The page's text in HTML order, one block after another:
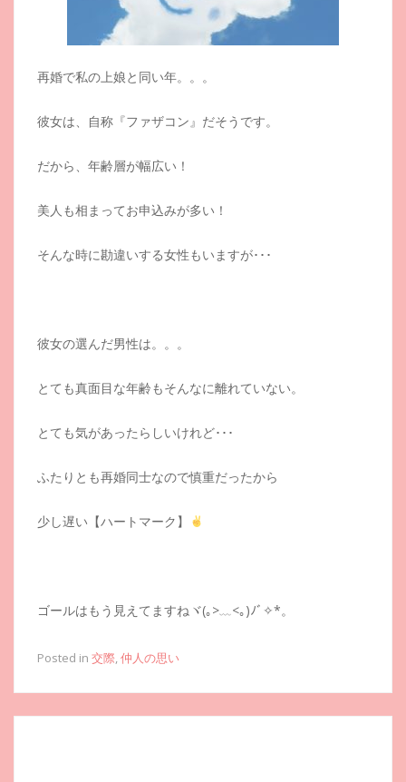
再婚で私の上娘と同い年。。。
彼女は、自称『ファザコン』だそうです。
だから、年齢層が幅広い！
美人も相まってお申込みが多い！
そんな時に勘違いする女性もいますが･･･
彼女の選んだ男性は。。。
とても真面目な年齢もそんなに離れていない。
とても気があったらしいけれど･･･
ふたりとも再婚同士なので慎重だったから
少し遅い【ハートマーク】
ゴールはもう見えてますねヾ(｡>﹏<｡)ﾉﾞ✧*。
Posted in 交際 仲人の思い